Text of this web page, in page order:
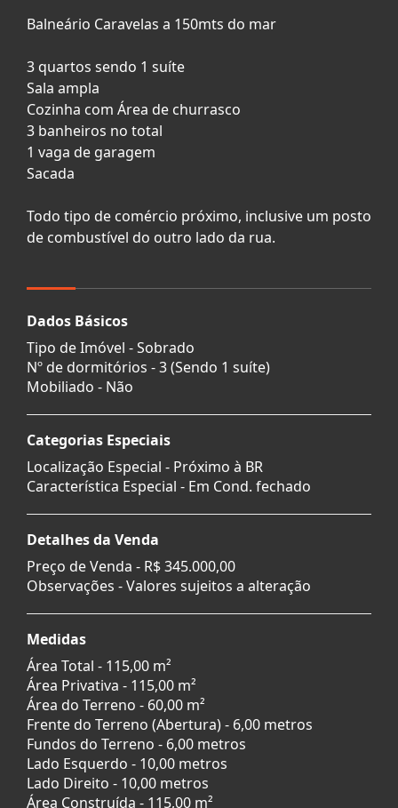
Balneário Caravelas a 150mts do mar
3 quartos sendo 1 suíte
Sala ampla
Cozinha com Área de churrasco
3 banheiros no total
1 vaga de garagem
Sacada
Todo tipo de comércio próximo, inclusive um posto
de combustível do outro lado da rua.
Dados Básicos
Tipo de Imóvel - Sobrado
Nº de dormitórios - 3 (Sendo 1 suíte)
Mobiliado - Não
Categorias Especiais
Localização Especial - Próximo à BR
Característica Especial - Em Cond. fechado
Detalhes da Venda
Preço de Venda - R$ 345.000,00
Observações - Valores sujeitos a alteração
Medidas
Área Total - 115,00 m²
Área Privativa - 115,00 m²
Área do Terreno - 60,00 m²
Frente do Terreno (Abertura) - 6,00 metros
Fundos do Terreno - 6,00 metros
Lado Esquerdo - 10,00 metros
Lado Direito - 10,00 metros
Área Construída - 115,00 m²